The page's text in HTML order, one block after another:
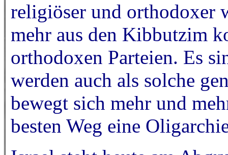
religiöser und orthodoxer
mehr aus den Kibbutzim
orthodoxen Parteien. Es
werden auch als solche
bewegt sich mehr und
besten Weg eine